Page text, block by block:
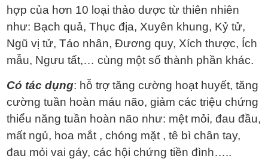
hợp của hơn 10 loại thảo dược từ thiên nhiên
như: Bạch quả, Thục địa, Xuyên khung, Kỷ tử,
Ngũ vị tử, Táo nhân, Đương quy, Xích thược, Ích
mẫu, Ngưu tất,… cùng một số thành phần khác.
Có tác dụng: hỗ trợ tăng cường hoạt huyết, tăng
cường tuần hoàn máu não, giảm các triệu chứng
thiểu năng tuần hoàn não như: mệt mỏi, đau đầu,
mất ngủ, hoa mắt , chóng mặt , tê bì chân tay,
đau mỏi vai gáy, các hội chứng tiền đình…..